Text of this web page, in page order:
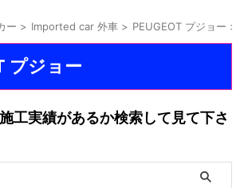
ー > Imported car 外車 > PEUGEOT プジョー >
プジョー
工実績があるか検索して見て下さ